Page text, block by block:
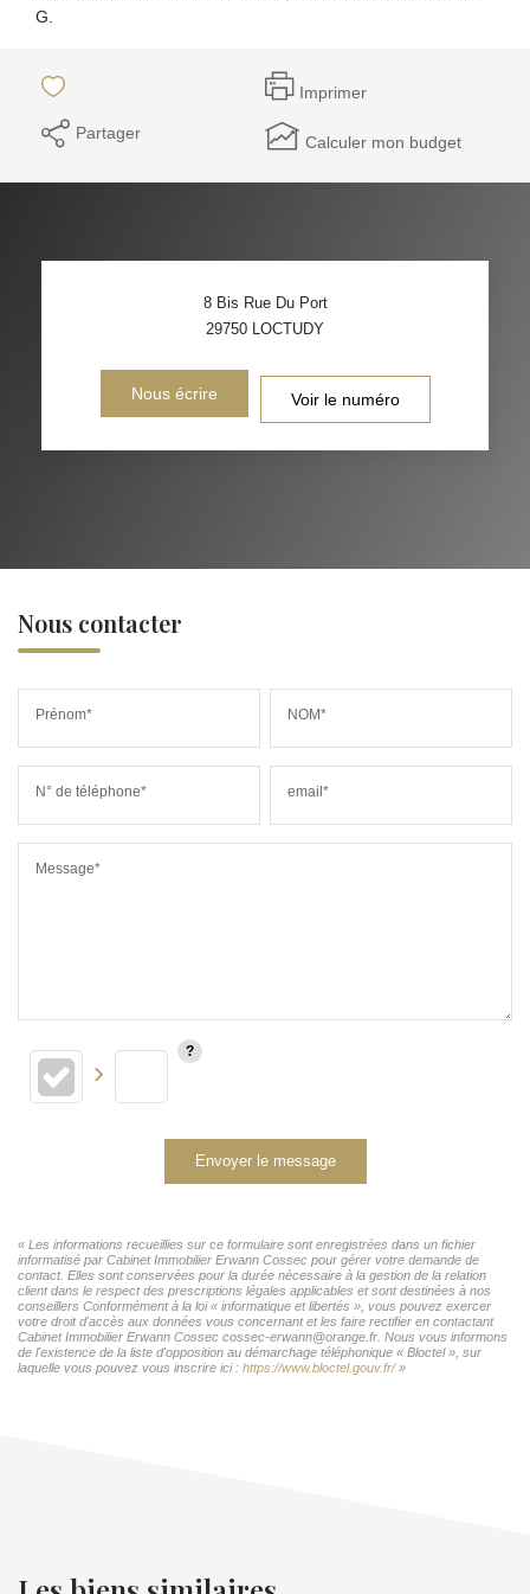
G.
Imprimer
Partager Calculer mon budget
8 Bis Rue Du Port
29750 LOCTUDY
Nous écrire Voir le numéro
Nous contacter
Prénom* NOM*
N° de téléphone* email*
Message*
Envoyer le message
« Les informations recueillies sur ce formulaire sont enregistrées dans un fichier
informatisé par Cabinet Immobilier Erwann Cossec pour gérer votre demande de
contact. Elles sont conservées pour la durée nécessaire à la gestion de la relation
client dans le respect des prescriptions légales applicables et sont destinées à nos
conseillers Conformément à la loi « informatique et libertés », vous pouvez exercer
votre droit d'accès aux données vous concernant et les faire rectifier en contactant
Cabinet Immobilier Erwann Cossec cossec-erwann@orange.fr. Nous vous informons
de l'existence de la liste d'opposition au démarchage téléphonique « Bloctel », sur
laquelle vous pouvez vous inscrire ici : https://www.bloctel.gouv.fr/»